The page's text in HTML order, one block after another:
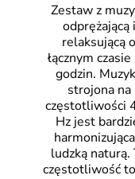
Zestaw z
odprężającą i
relaksującą o
łącznym
godzin.
strojona na
częstotliwości
Hz jest
ludzką naturą.
częstotliwość to